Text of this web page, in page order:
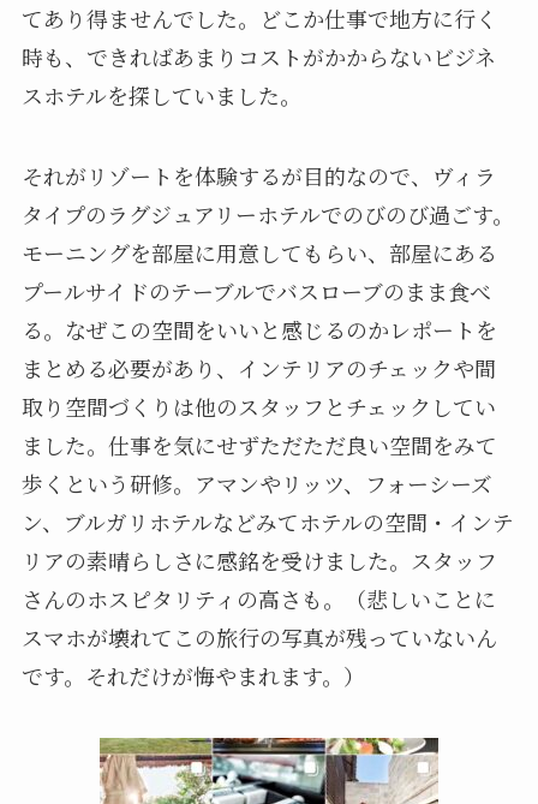
てあり得ませんでした。どこか仕事で地方に行く
時も、できればあまりコストがかからないビジネ
スホテルを探していました。
それがリゾートを体験するが目的なので、ヴィラ
タイプのラグジュアリーホテルでのびのび過ごす。
モーニングを部屋に用意してもらい、部屋にある
プールサイドのテーブルでバスローブのまま食べ
る。なぜこの空間をいいと感じるのかレポートを
まとめる必要があり、インテリアのチェックや間
取り空間づくりは他のスタッフとチェックしてい
ました。仕事を気にせずただただ良い空間をみて
歩くという研修。アマンやリッツ、フォーシーズ
ン、ブルガリホテルなどみてホテルの空間・インテ
リアの素晴らしさに感銘を受けました。スタッフ
さんのホスピタリティの高さも。（悲しいことに
スマホが壊れてこの旅行の写真が残っていないん
です。それだけが悔やまれます。）